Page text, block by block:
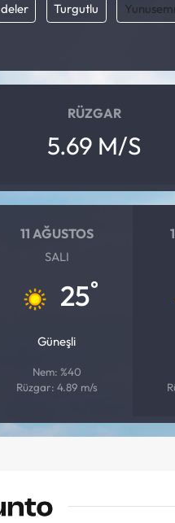
Turgutlu
RÜZGAR
5.69 M/S
11 AĞUSTOS
SALI
25°
Güneşli
Nem: %40
Rüzgar: 4.89 m/s